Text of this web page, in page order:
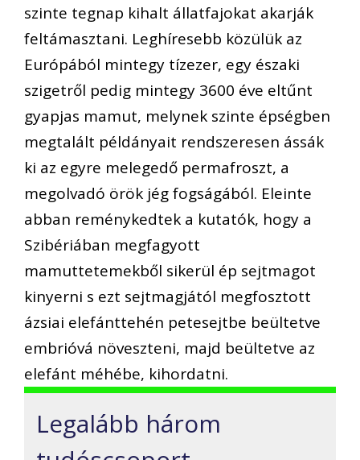
szinte tegnap kihalt állatfajokat akarják
feltámasztani. Leghíresebb közülük az
Európából mintegy tízezer, egy északi
szigetről pedig mintegy 3600 éve eltűnt
gyapjas mamut, melynek szinte épségben
megtalált példányait rendszeresen ássák
ki az egyre melegedő permafroszt, a
megolvadó örök jég fogságából. Eleinte
abban reménykedtek a kutatók, hogy a
Szibériában megfagyott
mamuttetemekből sikerül ép sejtmagot
kinyerni s ezt sejtmagjától megfosztott
ázsiai elefánttehén petesejtbe beültetve
embrióvá növeszteni, majd beültetve az
elefánt méhébe, kihordatni.
Legalább három